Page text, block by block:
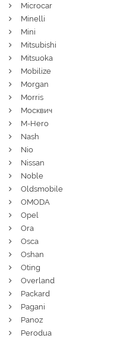
Microcar
Minelli
Mini
Mitsubishi
Mitsuoka
Mobilize
Morgan
Morris
Москвич
M-Hero
Nash
Nio
Nissan
Noble
Oldsmobile
OMODA
Opel
Ora
Osca
Oshan
Oting
Overland
Packard
Pagani
Panoz
Perodua